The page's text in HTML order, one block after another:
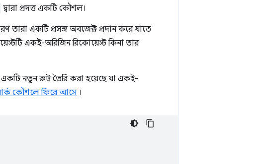
দ্বারা প্রদত্ত একটি কৌশল।
একটি প্রসঙ্গ অবজেক্ট প্রদান করে যাতে
একই-অরিজিন রিকোয়েস্ট কিনা তার
একটি নতুন রুট তৈরি করা হয়েছে যা একই-
কৌশলে ফিরে আসে ।